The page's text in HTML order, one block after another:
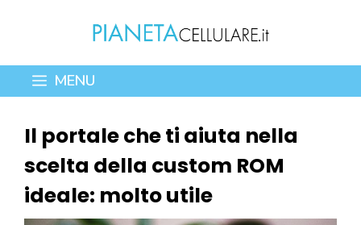
contenuto
MENU
Il portale che ti aiuta nella
scelta della custom ROM
ideale: molto utile